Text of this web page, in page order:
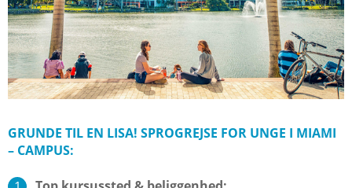
GRUNDE TIL EN LISA! SPROGREJSE FOR UNGE I MIAMI
– CAMPUS: